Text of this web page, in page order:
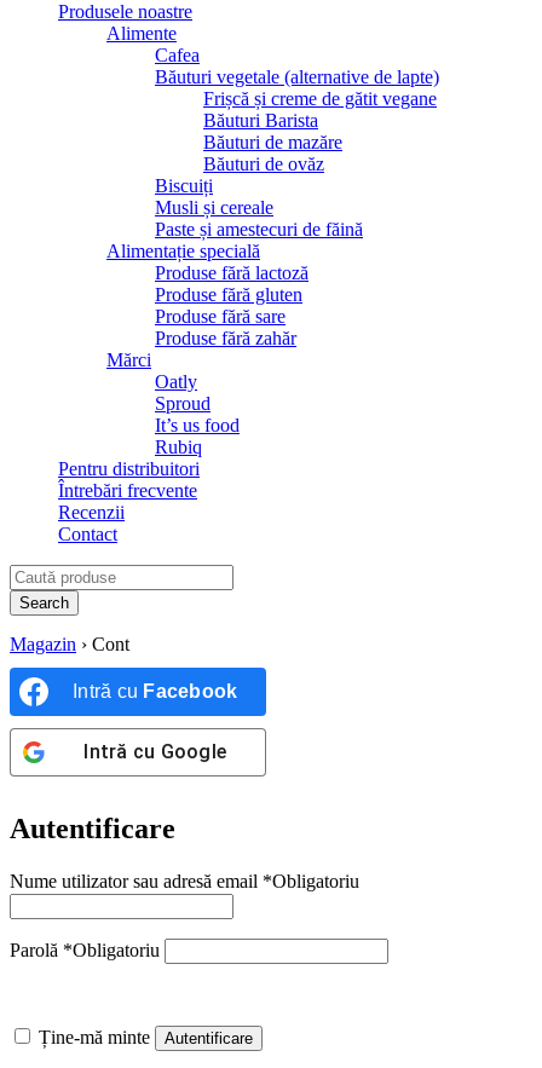
Produsele noastre
Alimente
Cafea
Băuturi vegetale (alternative de lapte)
Frișcă și creme de gătit vegane
Băuturi Barista
Băuturi de mazăre
Băuturi de ovăz
Biscuiți
Musli și cereale
Paste și amestecuri de făină
Alimentație specială
Produse fără lactoză
Produse fără gluten
Produse fără sare
Produse fără zahăr
Mărci
Oatly
Sproud
It’s us food
Rubiq
Pentru distribuitori
Întrebări frecvente
Recenzii
Contact
Magazin › Cont
Intră cu Facebook
Intră cu Google
Autentificare
Nume utilizator sau adresă email *Obligatoriu
Parolă *Obligatoriu
Ține-mă minte Autentificare